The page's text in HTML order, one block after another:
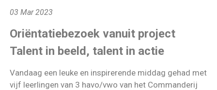
03 Mar 2023
Oriëntatiebezoek vanuit project
Talent in beeld, talent in actie
Vandaag een leuke en inspirerende middag gehad met
vijf leerlingen van 3 havo/vwo van het Commanderij